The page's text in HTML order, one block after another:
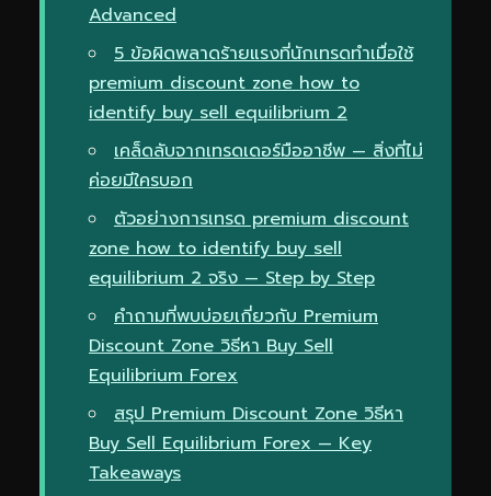
Advanced
5 ข้อผิดพลาดร้ายแรงที่นักเทรดทำเมื่อใช้
premium discount zone how to
identify buy sell equilibrium 2
เคล็ดลับจากเทรดเดอร์มืออาชีพ — สิ่งที่ไม่
ค่อยมีใครบอก
ตัวอย่างการเทรด premium discount
zone how to identify buy sell
equilibrium 2 จริง — Step by Step
คำถามที่พบบ่อยเกี่ยวกับ Premium
Discount Zone วิธีหา Buy Sell
Equilibrium Forex
สรุป Premium Discount Zone วิธีหา
Buy Sell Equilibrium Forex — Key
Takeaways